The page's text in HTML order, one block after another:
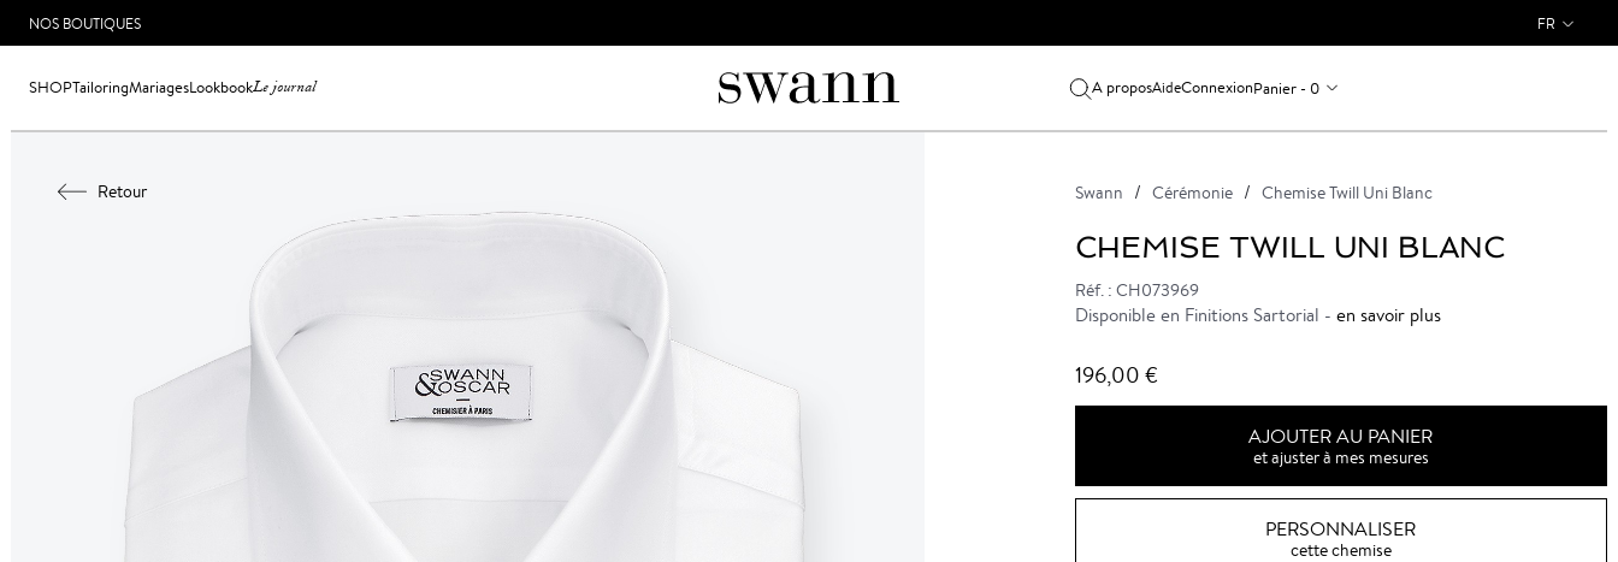
NOS BOUTIQUES FR
SHOPTailoringMariagesLookbookLe journal A proposAideConnexionPanier - 0
Retour Swann Cérémonie Chemise Twill Uni Blanc
CHEMISE TWILL UNI BLANC
Réf. : CH073969
Disponible en Finitions Sartorial - en savoir plus
196,00 €
AJOUTER AU PANIER
et ajuster à mes mesures
PERSONNALISER
cette chemise